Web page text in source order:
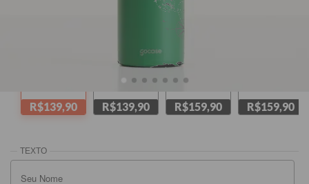
R$139,90
Amarela
R$139,90
Branca
R$159,90 R$159,90